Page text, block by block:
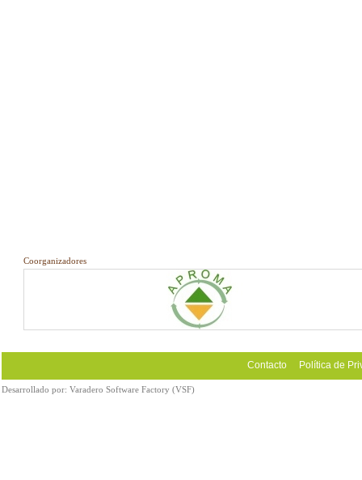
Coorganizadores
Contacto Política de
Desarrollado por: Varadero Software Factory (VSF)